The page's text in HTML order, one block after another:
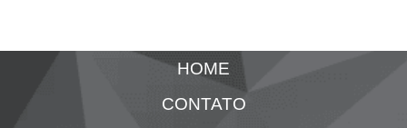
HOME
CONTATO